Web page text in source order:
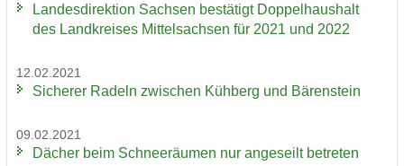
Lan­des­di­rek­ti­on Sach­sen be­stä­tigt Dop­pel­haus­halt
des Land­krei­ses Mit­tel­sach­sen für 2021 und 2022
12.02.2021
Si­che­rer Ra­deln zwi­schen Küh­berg und Bä­ren­stein
09.02.2021
Dä­cher beim Schnee­räu­men nur an­ge­seilt be­tre­ten